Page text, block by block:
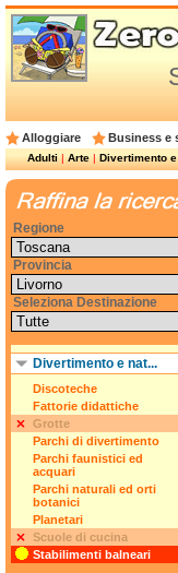
Alloggiare Business e
Adulti|Arte|Divertimento
Regione
Provincia
Seleziona Destinazione
Divertimento e nat...
Discoteche
Fattorie didattiche
Grotte
Parchi di divertimento
Parchi faunistici ed
acquari
Parchi naturali ed orti
botanici
Planetari
Scuole di cucina
Stabilimenti balneari